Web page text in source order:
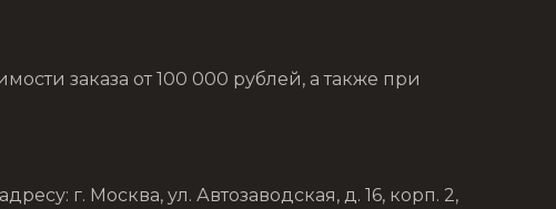
заказа от 100 000 рублей, а также при
г. Москва, ул. Автозаводская, д. 16, корп. 2,